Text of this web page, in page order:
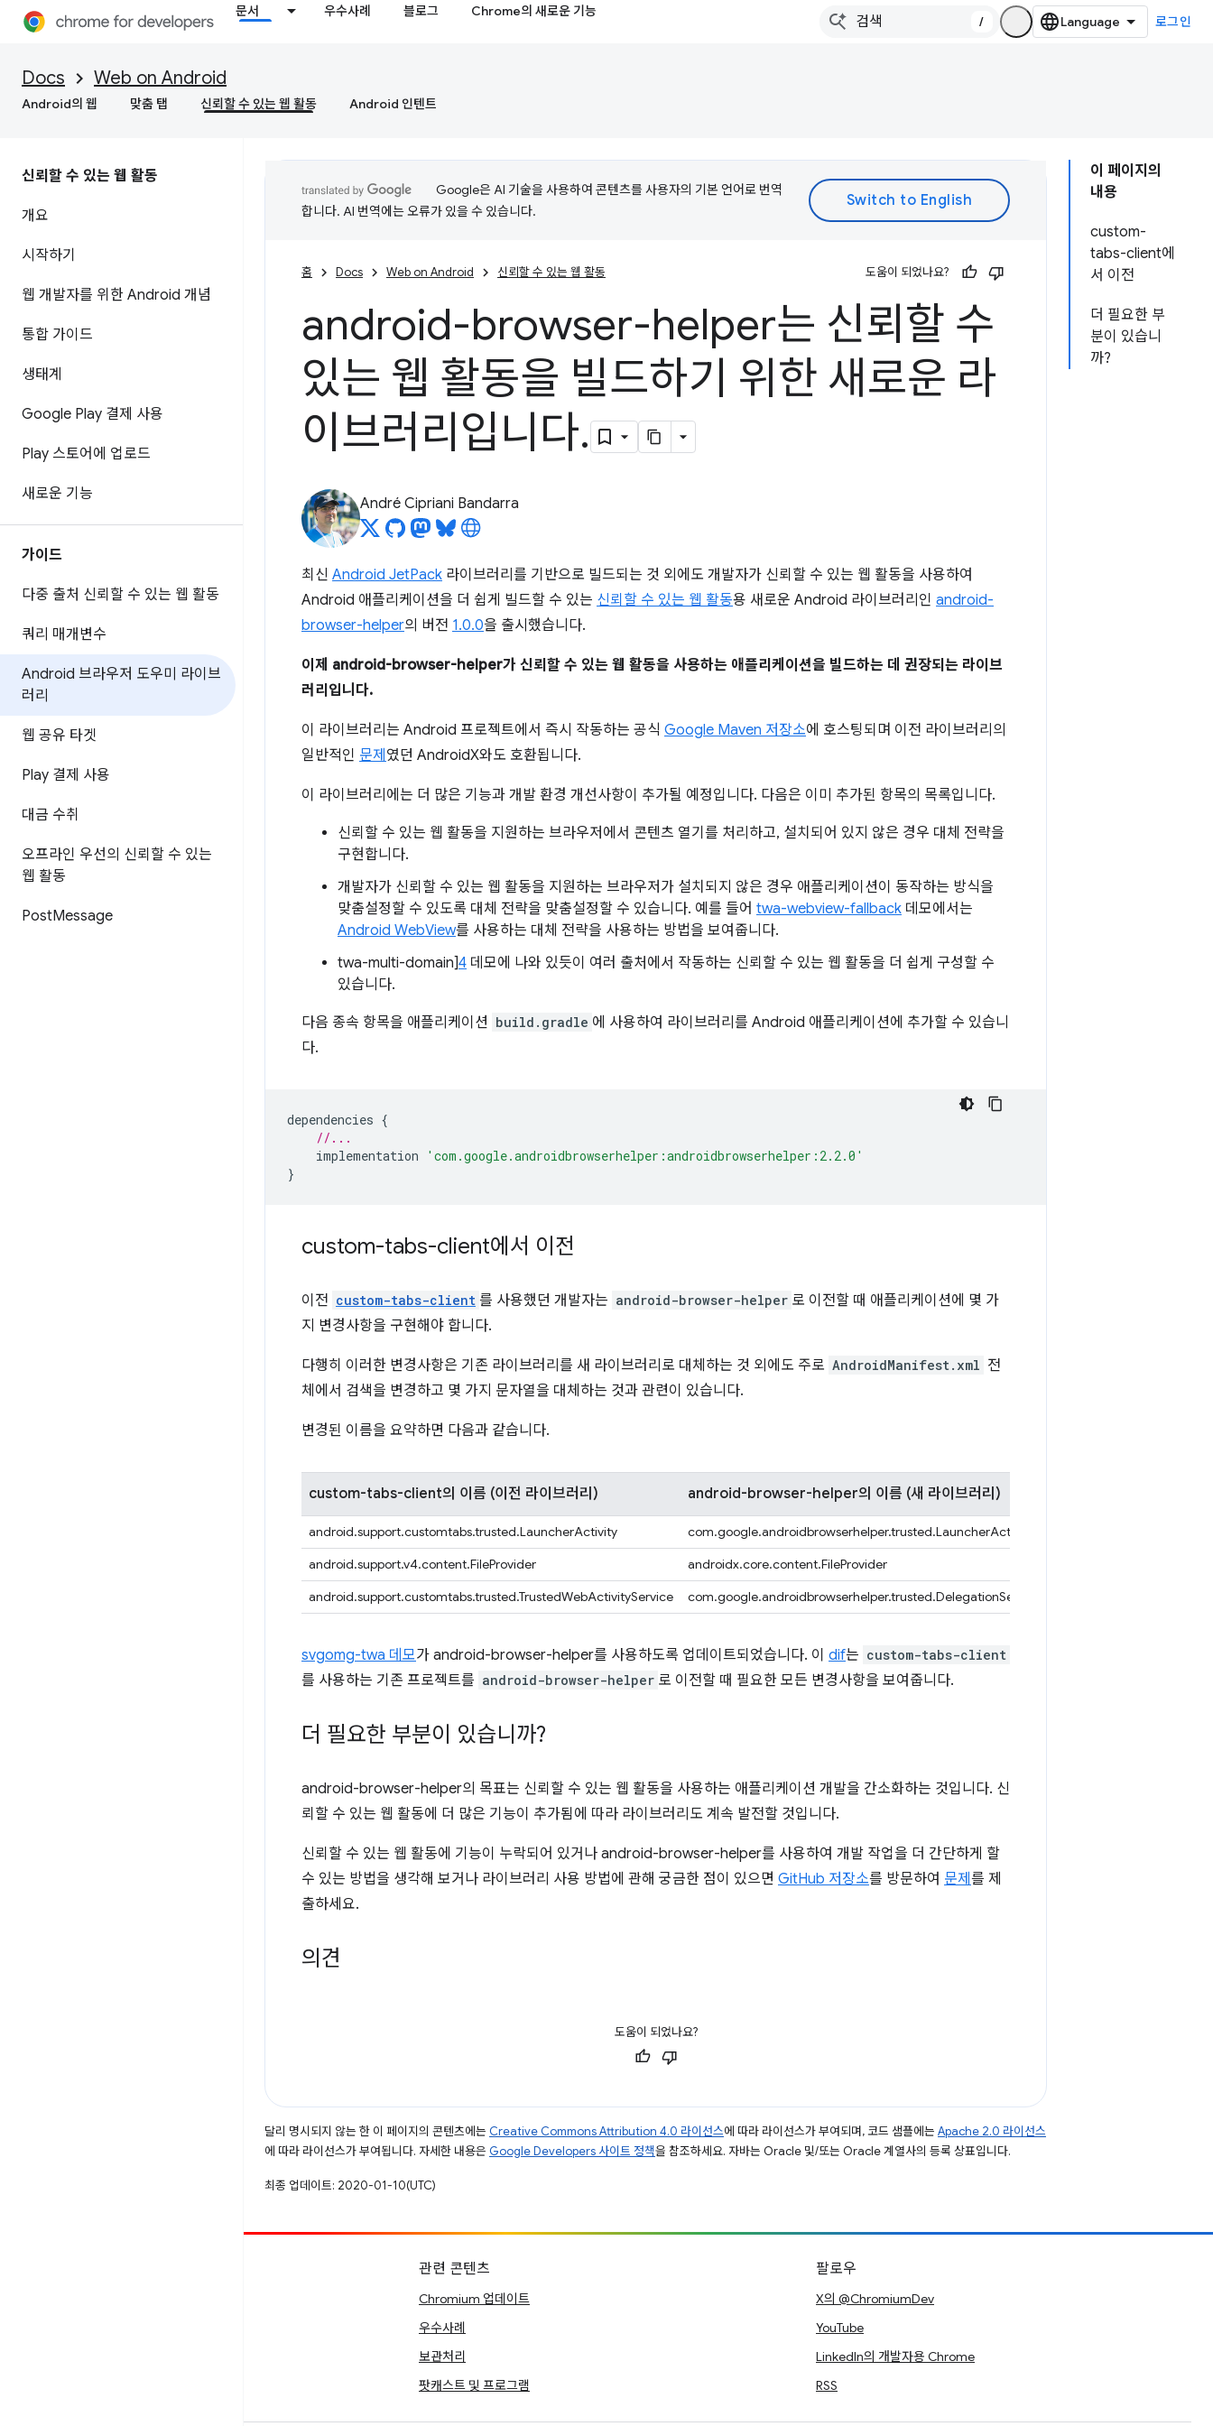
문서 우수사례 블로그 Chrome의 새로운 기능
/ 로그인
Docs Web on Android
Android의 웹 맞춤 탭 신뢰할 수 있는 웹 활동 Android 인텐트
신뢰할 수 있는 웹 활동
개요
시작하기
웹 개발자를 위한 Android 개념
통합 가이드
생태계
Google Play 결제 사용
Play 스토어에 업로드
새로운 기능
가이드
다중 출처 신뢰할 수 있는 웹 활동
쿼리 매개변수
Android 브라우저 도우미 라이브
러리
웹 공유 타겟
Play 결제 사용
대금 수취
오프라인 우선의 신뢰할 수 있는
웹 활동
PostMessage
이 페이지의
내용
custom-
tabs-client에
서 이전
더 필요한 부
분이 있습니
까?
Google은 AI 기술을 사용하여 콘텐츠를 사용자의 기본 언어로 번역
합니다. AI 번역에는 오류가 있을 수 있습니다.
홈 Docs Web on Android 신뢰할 수 있는 웹 활동 도움이 되었나요?
android-browser-helper는 신뢰할 수
있는 웹 활동을 빌드하기 위한 새로운 라
이브러리입니다.
André Cipriani Bandarra
최신 Android JetPack 라이브러리를 기반으로 빌드되는 것 외에도 개발자가 신뢰할 수 있는 웹 활동을 사용하여
Android 애플리케이션을 더 쉽게 빌드할 수 있는 신뢰할 수 있는 웹 활동용 새로운 Android 라이브러리인 android-
browser-helper의 버전 1.0.0을 출시했습니다.
이제 android-browser-helper가 신뢰할 수 있는 웹 활동을 사용하는 애플리케이션을 빌드하는 데 권장되는 라이브
러리입니다.
이 라이브러리는 Android 프로젝트에서 즉시 작동하는 공식 Google Maven 저장소에 호스팅되며 이전 라이브러리의
일반적인 문제 였던 AndroidX와도 호환됩니다.
이 라이브러리에는 더 많은 기능과 개발 환경 개선사항이 추가될 예정입니다. 다음은 이미 추가된 항목의 목록입니다.
신뢰할 수 있는 웹 활동을 지원하는 브라우저에서 콘텐츠 열기를 처리하고, 설치되어 있지 않은 경우 대체 전략을
구현합니다.
개발자가 신뢰할 수 있는 웹 활동을 지원하는 브라우저가 설치되지 않은 경우 애플리케이션이 동작하는 방식을
맞춤설정할 수 있도록 대체 전략을 맞춤설정할 수 있습니다. 예를 들어 twa-webview-fallback 데모에서는
Android WebView를 사용하는 대체 전략을 사용하는 방법을 보여줍니다.
twa-multi-domain]4 데모에 나와 있듯이 여러 출처에서 작동하는 신뢰할 수 있는 웹 활동을 더 쉽게 구성할 수
있습니다.
다음 종속 항목을 애플리케이션 build.gradle 에 사용하여 라이브러리를 Android 애플리케이션에 추가할 수 있습니
다.
dependencies {
//...
implementation
'com.google.androidbrowserhelper:androidbrowserhelper:2.2.0'
}
custom-tabs-client에서 이전
이전 custom-tabs-client 를 사용했던 개발자는 android-browser-helper 로 이전할 때 애플리케이션에 몇 가
지 변경사항을 구현해야 합니다.
다행히 이러한 변경사항은 기존 라이브러리를 새 라이브러리로 대체하는 것 외에도 주로 AndroidManifest.xml 전
체에서 검색을 변경하고 몇 가지 문자열을 대체하는 것과 관련이 있습니다.
변경된 이름을 요약하면 다음과 같습니다.
custom-tabs-client의 이름 (이전 라이브러리) android-browser-helper의 이름 (새 라이브러리)
android.support.customtabs.trusted.LauncherActivity
com.google.androidbrowserhelper.trusted.LauncherActivity
android.support.v4.content.FileProvider
androidx.core.content.FileProvider
android.support.customtabs.trusted.TrustedWebActivityService
com.google.androidbrowserhelper.trusted.DelegationService
svgomg-twa 데모가 android-browser-helper를 사용하도록 업데이트되었습니다. 이 dif는 custom-tabs-client
를 사용하는 기존 프로젝트를 android-browser-helper 로 이전할 때 필요한 모든 변경사항을 보여줍니다.
더 필요한 부분이 있습니까?
android-browser-helper의 목표는 신뢰할 수 있는 웹 활동을 사용하는 애플리케이션 개발을 간소화하는 것입니다. 신
뢰할 수 있는 웹 활동에 더 많은 기능이 추가됨에 따라 라이브러리도 계속 발전할 것입니다.
신뢰할 수 있는 웹 활동에 기능이 누락되어 있거나 android-browser-helper를 사용하여 개발 작업을 더 간단하게 할
수 있는 방법을 생각해 보거나 라이브러리 사용 방법에 관해 궁금한 점이 있으면 GitHub 저장소를 방문하여 문제 를 제
출하세요.
의견
도움이 되었나요?
달리 명시되지 않는 한 이 페이지의 콘텐츠에는 Creative Commons Attribution 4.0 라이선스에 따라 라이선스가 부여되며, 코드 샘플에는 Apache 2.0 라이선스
에 따라 라이선스가 부여됩니다. 자세한 내용은 Google Developers 사이트 정책을 참조하세요. 자바는 Oracle 및/또는 Oracle 계열사의 등록 상표입니다.
최종 업데이트: 2020-01-10(UTC)
관련 콘텐츠
Chromium 업데이트
우수사례
보관처리
팟캐스트 및 프로그램
팔로우
X의 @ChromiumDev
YouTube
LinkedIn의 개발자용 Chrome
RSS